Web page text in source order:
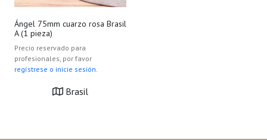
Ángel 75mm cuarzo rosa Brasil
A (1 pieza)
Precio reservado para
profesionales, por favor
regístrese o inicie sesión.
Brasil